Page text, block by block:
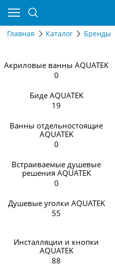
Главная Каталог Бренды
Акриловые ванны AQUATEK
0
Биде AQUATEK
19
Ванны отдельностоящие
AQUATEK
0
Встраиваемые душевые
решения AQUATEK
0
Душевые уголки AQUATEK
55
Инсталляции и кнопки
AQUATEK
88